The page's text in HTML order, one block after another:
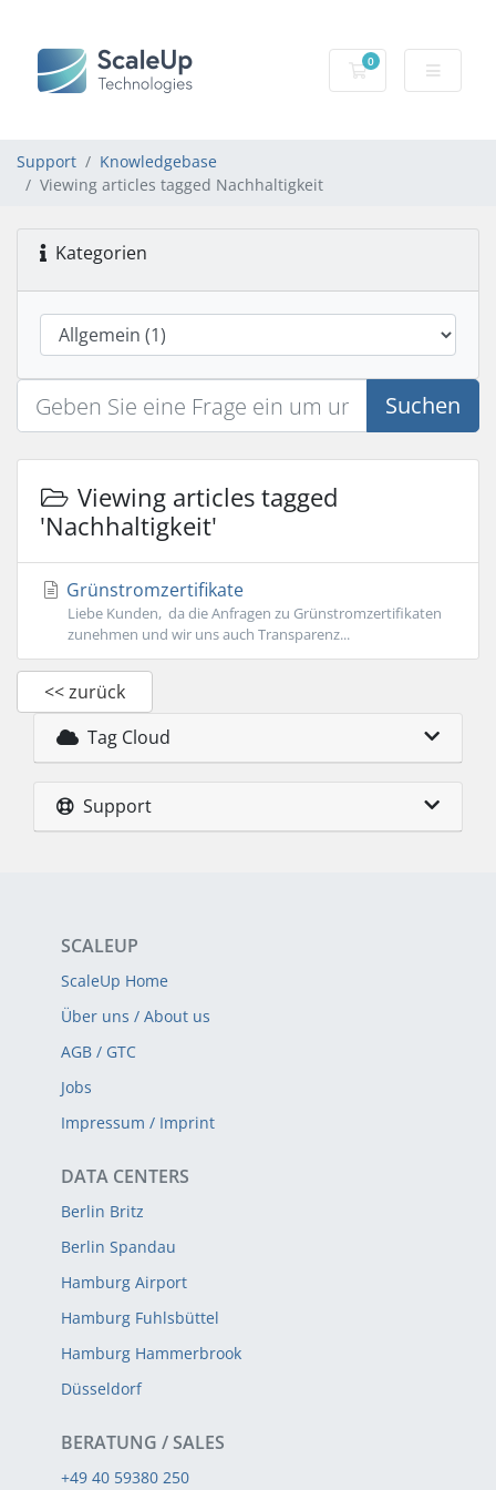
0
Mein Warenkorb
Support
Knowledgebase
Viewing articles tagged Nachhaltigkeit
Kategorien
Suchen
Viewing articles tagged
'Nachhaltigkeit'
Grünstromzertifikate
Liebe Kunden, da die Anfragen zu Grünstromzertifikaten
zunehmen und wir uns auch Transparenz...
<< zurück
Tag Cloud
Support
SCALEUP
ScaleUp Home
Über uns / About us
AGB / GTC
Jobs
Impressum / Imprint
DATA CENTERS
Berlin Britz
Berlin Spandau
Hamburg Airport
Hamburg Fuhlsbüttel
Hamburg Hammerbrook
Düsseldorf
BERATUNG / SALES
+49 40 59380 250